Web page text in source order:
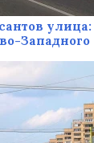
улица:
Западного